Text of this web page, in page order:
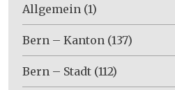
Allgemein (1)
Bern – Kanton (137)
Bern – Stadt (112)